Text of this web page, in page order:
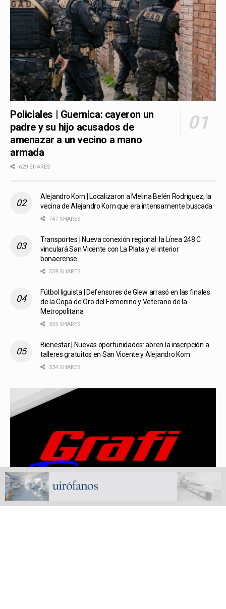
Policiales | Guernica: cayeron un
padre y su hijo acusados de
amenazar a un vecino a mano
armada
629 SHARES
Alejandro Korn | Localizaron a Melina Belén Rodríguez, la
vecina de Alejandro Korn que era intensamente buscada
747 SHARES
Transportes | Nueva conexión regional: la Línea 248 C
vinculará San Vicente con La Plata y el interior
bonaerense
559 SHARES
Fútbol liguista | Defensores de Glew arrasó en las finales
de la Copa de Oro del Femenino y Veterano de la
Metropolitana
555 SHARES
Bienestar | Nuevas oportunidades: abren la inscripción a
talleres gratuitos en San Vicente y Alejandro Korn
534 SHARES